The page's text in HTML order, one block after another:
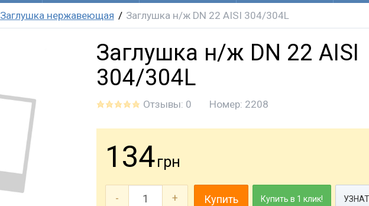
Заглушка нержавеющая Заглушка н/ж DN 22 AISI 304/304L
Заглушка н/ж DN 22 AISI
304/304L
Отзывы: 0 Номер: 2208
134грн
- + Купить Купить в 1 клик!